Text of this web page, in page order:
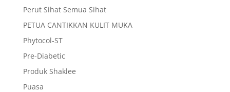
Perut Sihat Semua Sihat
PETUA CANTIKKAN KULIT MUKA
Phytocol-ST
Pre-Diabetic
Produk Shaklee
Puasa